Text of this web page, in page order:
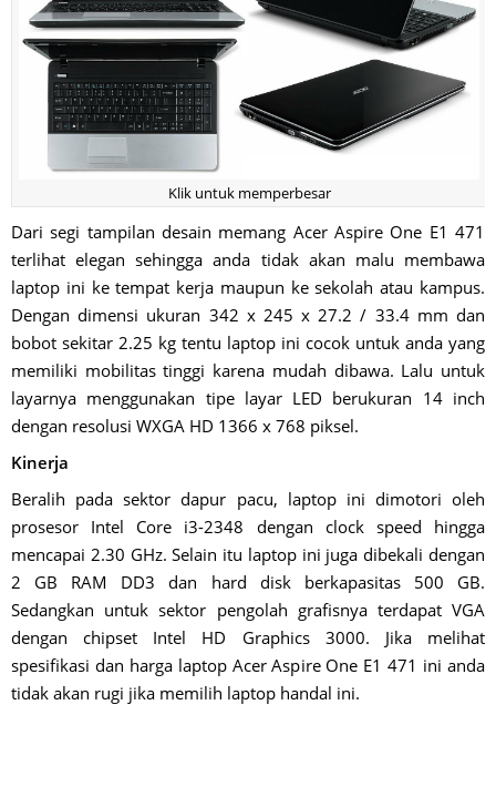
Klik untuk memperbesar
Dari segi tampilan desain memang Acer Aspire One E1 471
terlihat elegan sehingga anda tidak akan malu membawa
laptop ini ke tempat kerja maupun ke sekolah atau kampus.
Dengan dimensi ukuran 342 x 245 x 27.2 / 33.4 mm dan
bobot sekitar 2.25 kg tentu laptop ini cocok untuk anda yang
memiliki mobilitas tinggi karena mudah dibawa. Lalu untuk
layarnya menggunakan tipe layar LED berukuran 14 inch
dengan resolusi WXGA HD 1366 x 768 piksel.
Kinerja
Beralih pada sektor dapur pacu, laptop ini dimotori oleh
prosesor Intel Core i3-2348 dengan clock speed hingga
mencapai 2.30 GHz. Selain itu laptop ini juga dibekali dengan
2 GB RAM DD3 dan hard disk berkapasitas 500 GB.
Sedangkan untuk sektor pengolah grafisnya terdapat VGA
dengan chipset Intel HD Graphics 3000. Jika melihat
spesifikasi dan harga laptop Acer Aspire One E1 471 ini anda
tidak akan rugi jika memilih laptop handal ini.